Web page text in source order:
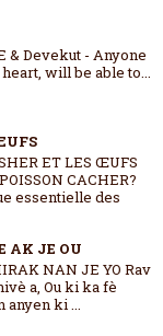
will be able to...
ET LES ŒUFS
CACHER?
essentielle des
AK JE OU
NAN JE YO Rav
a, Ou ki ka fè
anyen ki ...